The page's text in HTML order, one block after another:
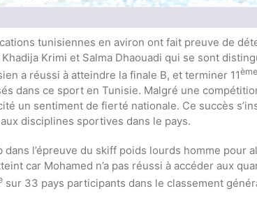
tunisiennes en aviron ont fait preuve de
Krimi et Salma Dhaouadi qui se sont
a réussi à atteindre la finale B, et terminer 11ème
dans ce sport en Tunisie. Malgré une
un sentiment de fierté nationale. Ce succès
disciplines sportives dans le pays.
l’épreuve du skiff poids lourds homme pour
car Mohamed n’a pas réussi à accéder aux
sur 33 pays participants dans le classement